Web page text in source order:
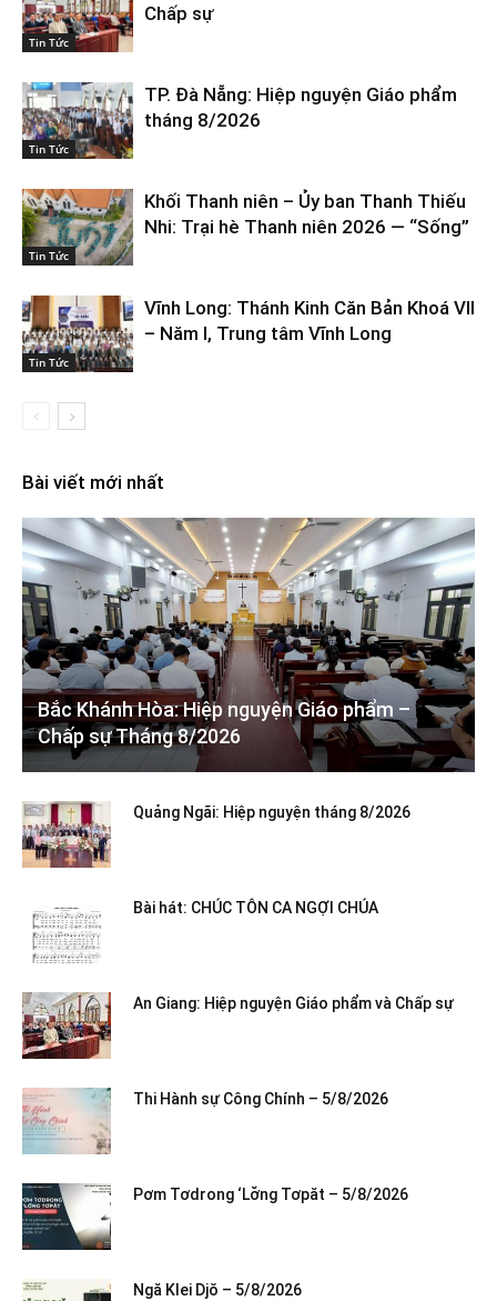
Tin Tức
Chấp sự
Tin Tức
TP. Đà Nẵng: Hiệp nguyện Giáo phẩm
tháng 8/2026
Tin Tức
Khối Thanh niên – Ủy ban Thanh Thiếu
Nhi: Trại hè Thanh niên 2026 — “Sống”
Tin Tức
Vĩnh Long: Thánh Kinh Căn Bản Khoá VII
– Năm I, Trung tâm Vĩnh Long
Bài viết mới nhất
Bắc Khánh Hòa: Hiệp nguyện Giáo phẩm –
Chấp sự Tháng 8/2026
Quảng Ngãi: Hiệp nguyện tháng 8/2026
Bài hát: CHÚC TÔN CA NGỢI CHÚA
An Giang: Hiệp nguyện Giáo phẩm và Chấp sự
Thi Hành sự Công Chính – 5/8/2026
Pơm Tơdrong ‘Lơ̆ng Tơpăt – 5/8/2026
Ngă Klei Djŏ – 5/8/2026